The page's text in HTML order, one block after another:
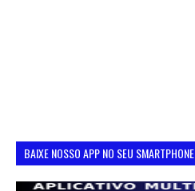
BAIXE NOSSO APP NO SEU SMARTPHONE